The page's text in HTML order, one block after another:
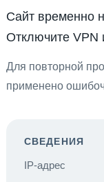
Сайт временно
Отключите VPN
Для повторной
применено
СВЕДЕНИЯ
IP-адрес